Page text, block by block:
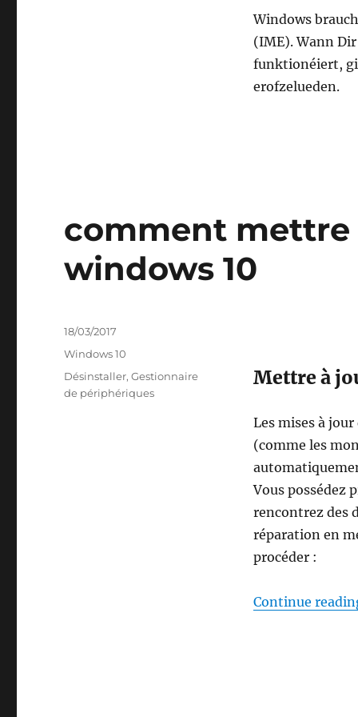
Windows
(IME). Wann
funktionéiert,
erofzelueden.
comment mettre
windows 10
Mettre à
Les mises à
(comme les
Vous possédez
rencontrez des
réparation en
procéder :
Continue
Posted
on
18/03/2017
Categories
Windows 10
Tags
Désinstaller,Gestionnaire
de périphériques